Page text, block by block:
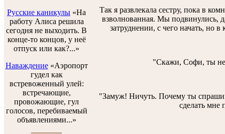
Русские каникулы «На
работу Алиса решила
сегодня не выходить. В
конце-то концов, у неё
отпуск или как?...»
Наваждение«Аэропорт
гудел как
встревоженный улей:
встречающие,
провожающие, гул
голосов, перебиваемый
объявлениями...»
Так я развлекала сестру, пока в
взволнованная. Мы подвинулись,
затруднении, с чего начать, но
"Скажи, Софи, ты не
"Замуж! Ничуть. Почему ты
сделать мне